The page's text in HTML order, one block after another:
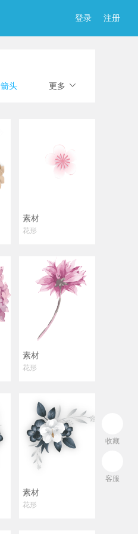
登录 注册
箭头
更多
素材
花形
素材
花形
素材
花形
收藏
客服